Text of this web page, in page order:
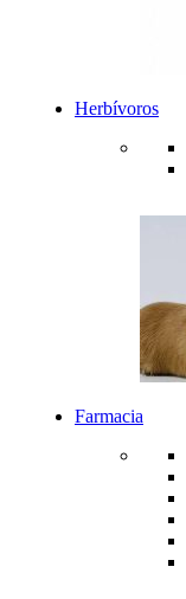
Herbívoros
Farmacia